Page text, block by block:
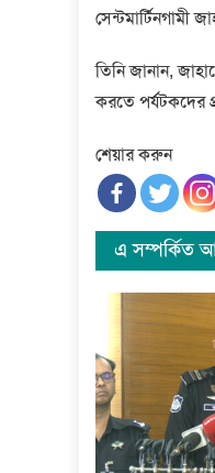
সেন্টমার্টিনগামী
তিনি জানান,
করতে পর্যটকদের
শেয়ার করুন
এ সম্পর্কিত